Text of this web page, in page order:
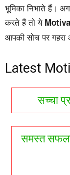
भूमिका निभाते हैं।
करते हैं तो ये
आपकी सोच पर गहरा
Latest
सच्चा
समस्त